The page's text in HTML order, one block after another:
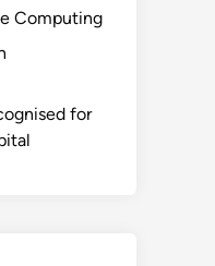
Computing
for